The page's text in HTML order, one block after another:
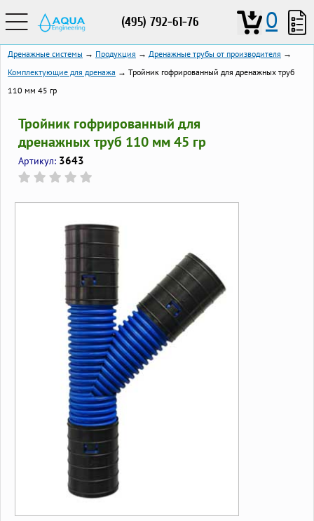
(495) 792-61-76 0
Дренажные системы → Продукция → Дренажные трубы от производителя →
Комплектующие для дренажа → Тройник гофрированный для дренажных труб
110 мм 45 гр
Тройник гофрированный для
дренажных труб 110 мм 45 гр
Артикул: 3643